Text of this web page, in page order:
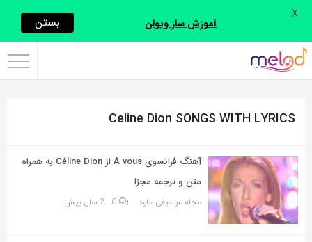
اشتراک
با
از
زیر
می‌توانید
این
صفحه
Celine Dion SONGS WITH LYRICS
آهنگ فرانسوی À vous از Céline Dion به همراه
متن و ترجمه مجزا
مجله موسیقی ملود 0 2 سال پیش
آموزش ساز ویولن بستن X